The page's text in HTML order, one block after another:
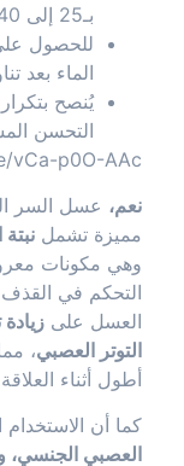
بـ25 إلى 40 دقيقة.
للحصول
الماء بعد
يُنصح
التحسن
vCa-p0O-AAc
نعم، عسل السر
مميزة تشمل
وهي مكونات
التحكم في
العسل على
التوتر العصبي،
أطول أثناء
كما أن
العصبي الجنسي،